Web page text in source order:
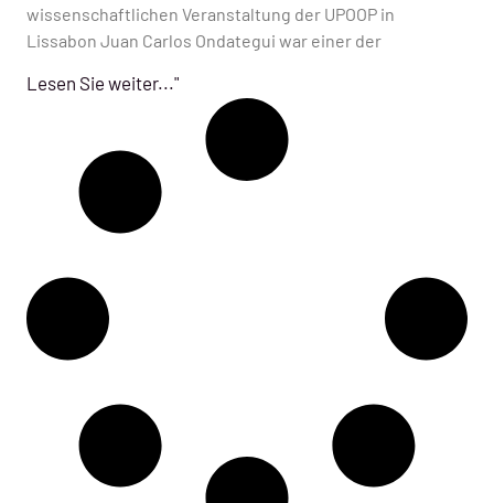
wissenschaftlichen Veranstaltung der UPOOP in
Lissabon Juan Carlos Ondategui war einer der
Lesen Sie weiter..."